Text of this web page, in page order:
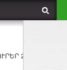
Բարի լույս